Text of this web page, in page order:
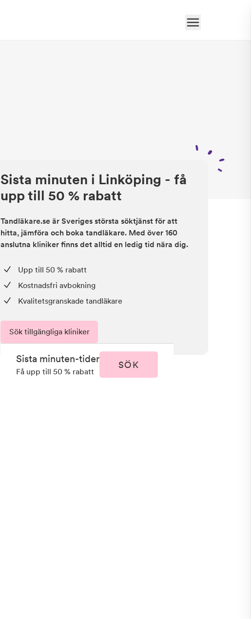
Sista minuten i Linköping - få
upp till 50 % rabatt
Tandläkare.se är Sveriges största söktjänst för att
hitta, jämföra och boka tandläkare. Med över 160
anslutna kliniker finns det alltid en ledig tid nära dig.
Upp till 50 % rabatt
Kostnadsfri avbokning
Kvalitetsgranskade tandläkare
Sök tillgängliga kliniker
Sista minuten-tider
Få upp till 50 % rabatt
SÖK